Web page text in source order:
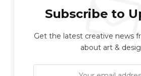
Subscribe to
Get the latest creative news
about art &